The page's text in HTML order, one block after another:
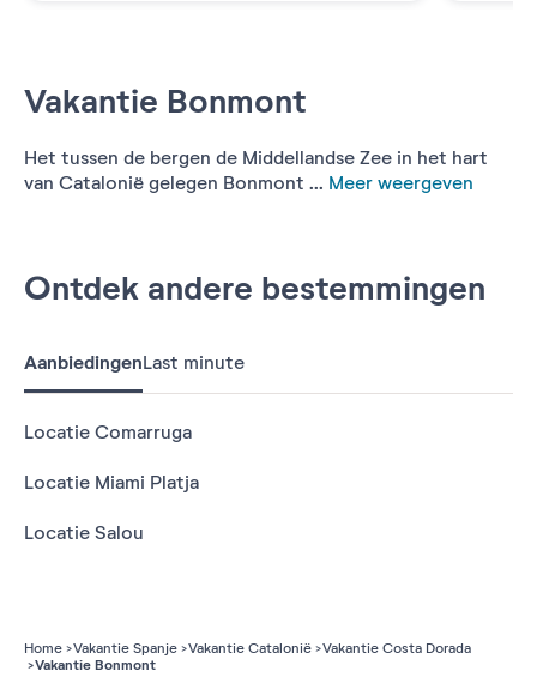
Vakantie Bonmont
Het tussen de bergen de Middellandse Zee in het hart
van Catalonië gelegen Bonmont ... Meer weergeven
Ontdek andere bestemmingen
AanbiedingenLast minute
Locatie Comarruga
Locatie Miami Platja
Locatie Salou
Home Vakantie Spanje Vakantie Catalonië Vakantie Costa Dorada
Vakantie Bonmont